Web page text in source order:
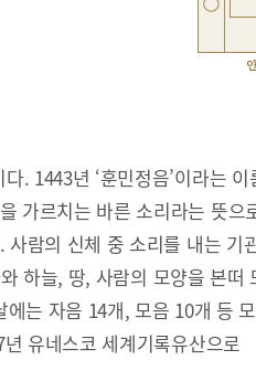
. 1443년 ‘훈민정음’이라는 이
가르치는 바른 소리라는 뜻으
람의 신체 중 소리를 내는 기
하늘, 땅, 사람의 모양을 본떠
는 자음 14개, 모음 10개 등
유네스코 세계기록유산으로